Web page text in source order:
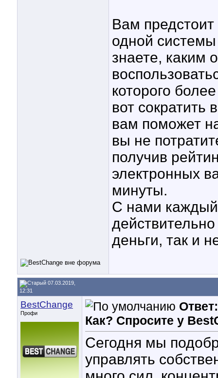
Вам
одной
знаете, каким
которого
вот сократить
вам поможет
вы не
получив
электронных
минуты.
С нами
деньги, так и
07.03.2019,
12:31
BestChange
Профи
Как? Спросите у
Сегодня мы
управлять